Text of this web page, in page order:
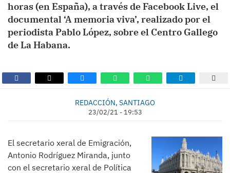
horas (en España), a través de Facebook Live, el
documental ‘A memoria viva’, realizado por el
periodista Pablo López, sobre el Centro Gallego
de La Habana.
REDACCIÓN, SANTIAGO
23/02/21 - 19:53
El secretario xeral de Emigración,
Antonio Rodríguez Miranda, junto
con el secretario xeral de Política